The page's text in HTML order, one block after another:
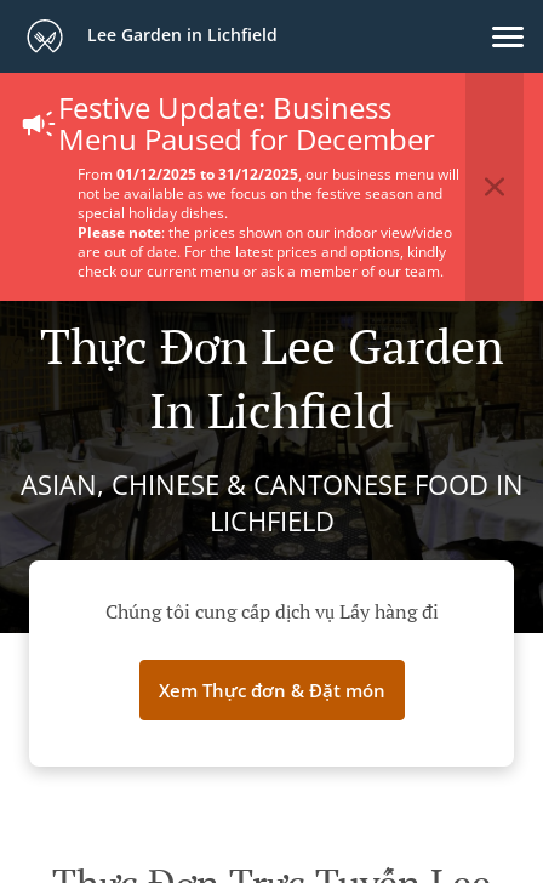
Lee Garden in Lichfield
Festive Update: Business
Menu Paused for December
From01/12/2025 to 31/12/2025, our business menu will
not be available as we focus on the festive season and
special holiday dishes.
Please note: the prices shown on our indoor view/video
are out of date. For the latest prices and options, kindly
check our current menu or ask a member of our team.
Thực Đơn Lee Garden
In Lichfield
ASIAN, CHINESE & CANTONESE FOOD IN
LICHFIELD
Chúng tôi cung cấp dịch vụ Lấy hàng đi
Xem Thực đơn & Đặt món